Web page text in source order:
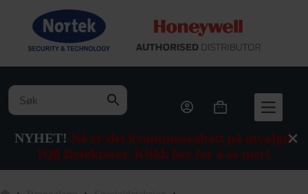
NYHET! Nå er det kvantumsrabatt på utvalgte
IQ8 Detektorer. Klikk her for å se mer!
innholdet
Handlekurv